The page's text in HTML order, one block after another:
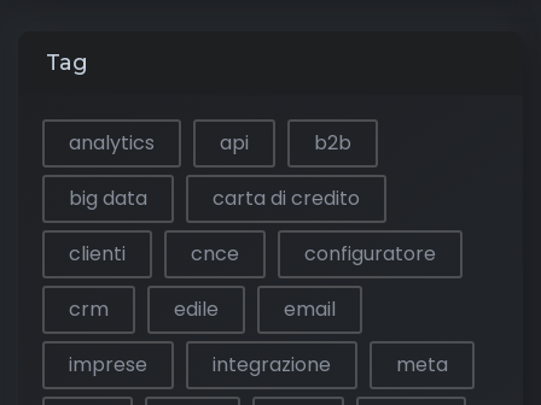
Tag
analytics api
b2b
big data
carta di credito
clienti
cnce
configuratore
crm
edile
email
imprese
integrazione
meta